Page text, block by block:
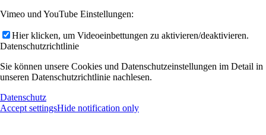
Vimeo und YouTube Einstellungen:
Hier klicken, um Videoeinbettungen zu aktivieren/deaktivieren.
Datenschutzrichtlinie
Sie können unsere Cookies und Datenschutzeinstellungen im Detail in
unseren Datenschutzrichtlinie nachlesen.
Datenschutz
Accept settingsHide notification only